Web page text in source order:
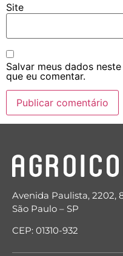
Site
Salvar meus dados
que eu comentar.
Avenida Paulista, 2202,
São Paulo – SP
CEP: 01310-932